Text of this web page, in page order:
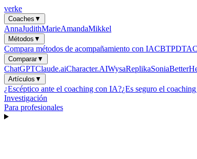
verke
Coaches ▼
AnnaJudithMarieAmandaMikkel
Métodos ▼
Compara métodos de acompañamiento con IACBTPDT
Comparar▼
ChatGPTClaude.aiCharacter.AIWysaReplikaSonia
Artículos ▼
¿Escéptico ante el coaching con IA?¿Es seguro el
Investigación
Para profesionales